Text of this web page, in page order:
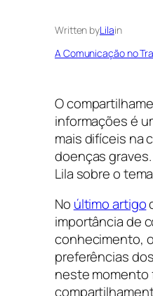
Written byLilain
A Comunicação no
O
informações é
mais difíceis na
doenças
Lila sobre o tema
No último artigo
importância de
conhecimento,
preferências
neste momento